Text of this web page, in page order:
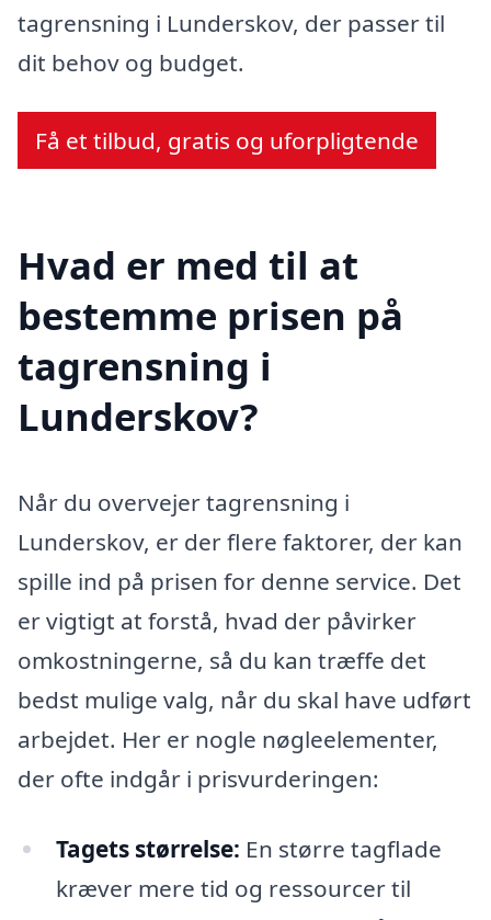
tagrensning i Lunderskov, der passer til
dit behov og budget.
Få et tilbud, gratis og uforpligtende
Hvad er med til at
bestemme prisen på
tagrensning i
Lunderskov?
Når du overvejer tagrensning i
Lunderskov, er der flere faktorer, der kan
spille ind på prisen for denne service. Det
er vigtigt at forstå, hvad der påvirker
omkostningerne, så du kan træffe det
bedst mulige valg, når du skal have udført
arbejdet. Her er nogle nøgleelementer,
der ofte indgår i prisvurderingen:
Tagets størrelse: En større tagflade
kræver mere tid og ressourcer til